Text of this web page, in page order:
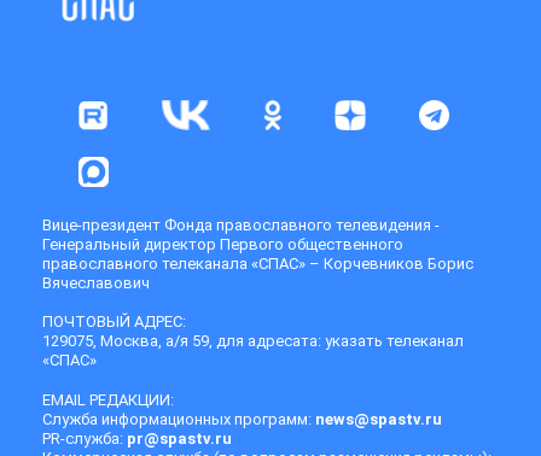
Вице-президент Фонда православного телевидения -
Генеральный директор Первого общественного
православного телеканала «СПАС» – Корчевников Борис
Вячеславович
ПОЧТОВЫЙ АДРЕС:
129075, Москва, а/я 59, для адресата: указать телеканал
«СПАС»
EMAIL РЕДАКЦИИ:
Служба информационных программ: news@spastv.ru
PR-служба: pr@spastv.ru